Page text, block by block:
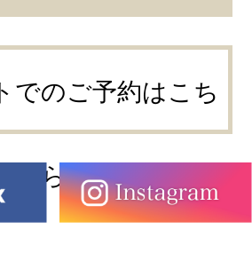
でのご予約はこち
ら